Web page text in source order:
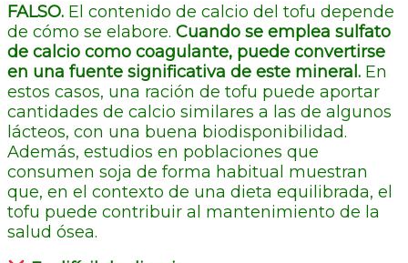
FALSO. El contenido de calcio del tofu depende
de cómo se elabore. Cuando se emplea sulfato
de calcio como coagulante, puede convertirse
en una fuente significativa de este mineral. En
estos casos, una ración de tofu puede aportar
cantidades de calcio similares a las de algunos
lácteos, con una buena biodisponibilidad.
Además, estudios en poblaciones que
consumen soja de forma habitual muestran
que, en el contexto de una dieta equilibrada, el
tofu puede contribuir al mantenimiento de la
salud ósea.